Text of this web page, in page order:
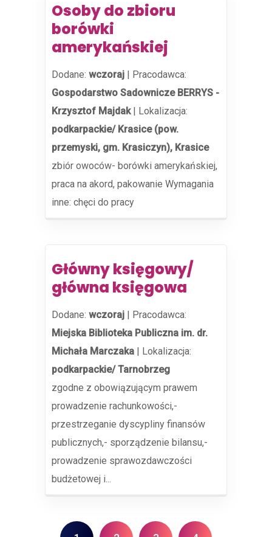
Osoby do zbioru
borówki
amerykańskiej
Dodane: wczoraj | Pracodawca:
Gospodarstwo Sadownicze BERRYS -
Krzysztof Majdak| Lokalizacja:
podkarpackie/ Krasice (pow.
przemyski, gm. Krasiczyn), Krasice
zbiór owoców- borówki amerykańskiej,
praca na akord, pakowanie Wymagania
inne: chęci do pracy
Główny księgowy/
główna księgowa
Dodane: wczoraj | Pracodawca:
Miejska Biblioteka Publiczna im. dr.
Michała Marczaka | Lokalizacja:
podkarpackie/ Tarnobrzeg
zgodne z obowiązującym prawem
prowadzenie rachunkowości,-
przestrzeganie dyscypliny finansów
publicznych,- sporządzenie bilansu,-
prowadzenie sprawozdawczości
budżetowej i...